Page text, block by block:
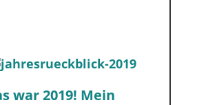
war 2019! Mein